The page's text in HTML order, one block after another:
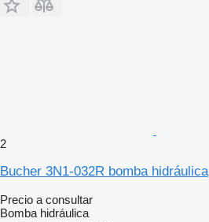
2
Bucher 3N1-032R bomba hidráulica
Precio a consultar
Bomba hidráulica